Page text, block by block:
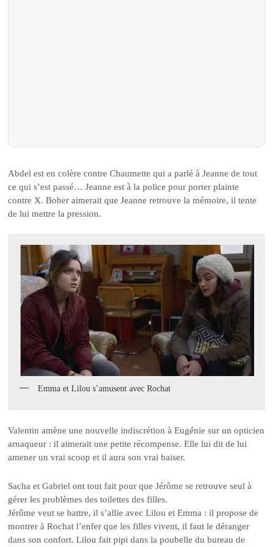
Abdel est en colère contre Chaumette qui a parlé à Jeanne de tout
ce qui s’est passé… Jeanne est à la police pour porter plainte
contre X. Boher aimerait que Jeanne retrouve la mémoire, il tente
de lui mettre la pression.
Emma et Lilou s’amusent avec Rochat
Valentin amène une nouvelle indiscrétion à Eugénie sur un opticien
arnaqueur : il aimerait une petite récompense. Elle lui dit de lui
amener un vrai scoop et il aura son vrai baiser.
Sacha et Gabriel ont tout fait pour que Jérôme se retrouve seul à
gérer les problèmes des toilettes des filles.
Jérôme veut se battre, il s’allie avec Lilou et Emma : il propose de
montrer à Rochat l’enfer que les filles vivent, il faut le déranger
dans son confort. Lilou fait pipi dans la poubelle du bureau de